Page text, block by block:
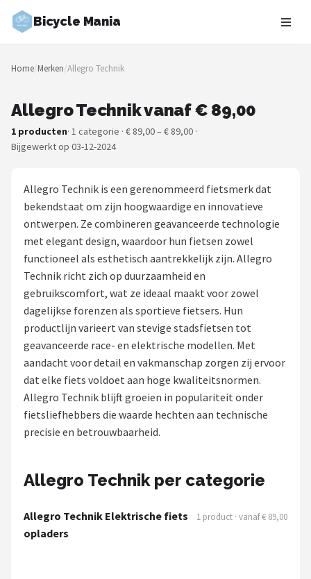
Bicycle Mania
Zoeken
NAVIGATIE
Merken
Fietsroutes
Kinderfietsen
Stadsfietsen
Elektrische fietsen
Mountainbikes
Shop
POPULAIRE MERKEN
Basil
ABUS
AXA
Home/Merken/Allegro Technik
Allegro Technik vanaf € 89,00
1 producten· 1 categorie · € 89,00 – € 89,00 ·
Bijgewerkt op 03-12-2024
Allegro Technik is een gerenommeerd fietsmerk dat
bekendstaat om zijn hoogwaardige en innovatieve
ontwerpen. Ze combineren geavanceerde technologie
met elegant design, waardoor hun fietsen zowel
functioneel als esthetisch aantrekkelijk zijn. Allegro
Technik richt zich op duurzaamheid en
gebruikscomfort, wat ze ideaal maakt voor zowel
dagelijkse forenzen als sportieve fietsers. Hun
productlijn varieert van stevige stadsfietsen tot
geavanceerde race- en elektrische modellen. Met
aandacht voor detail en vakmanschap zorgen zij ervoor
dat elke fiets voldoet aan hoge kwaliteitsnormen.
Allegro Technik blijft groeien in populariteit onder
fietsliefhebbers die waarde hechten aan technische
precisie en betrouwbaarheid.
Allegro Technik per categorie
Allegro Technik Elektrische fiets
opladers
1 product · vanaf € 89,00